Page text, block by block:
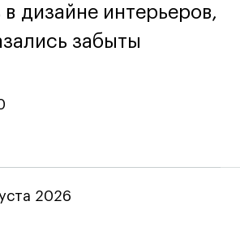
года
дизайне интерьеров,
забыты
дизайне интерьеров,
забыты
2026